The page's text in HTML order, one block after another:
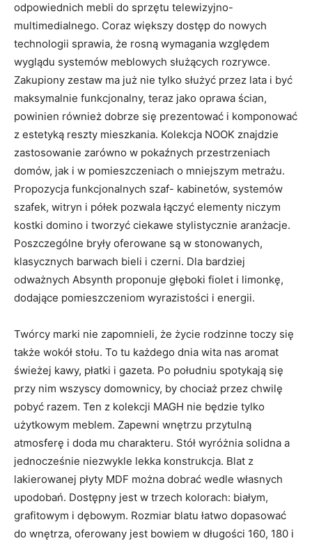
odpowiednich mebli do sprzętu telewizyjno-
multimedialnego. Coraz większy dostęp do nowych
technologii sprawia, że rosną wymagania względem
wyglądu systemów meblowych służących rozrywce.
Zakupiony zestaw ma już nie tylko służyć przez lata i być
maksymalnie funkcjonalny, teraz jako oprawa ścian,
powinien również dobrze się prezentować i komponować
z estetyką reszty mieszkania. Kolekcja NOOK znajdzie
zastosowanie zarówno w pokaźnych przestrzeniach
domów, jak i w pomieszczeniach o mniejszym metrażu.
Propozycja funkcjonalnych szaf- kabinetów, systemów
szafek, witryn i półek pozwala łączyć elementy niczym
kostki domino i tworzyć ciekawe stylistycznie aranżacje.
Poszczególne bryły oferowane są w stonowanych,
klasycznych barwach bieli i czerni. Dla bardziej
odważnych Absynth proponuje głęboki fiolet i limonkę,
dodające pomieszczeniom wyrazistości i energii.
Twórcy marki nie zapomnieli, że życie rodzinne toczy się
także wokół stołu. To tu każdego dnia wita nas aromat
świeżej kawy, płatki i gazeta. Po południu spotykają się
przy nim wszyscy domownicy, by chociaż przez chwilę
pobyć razem. Ten z kolekcji MAGH nie będzie tylko
użytkowym meblem. Zapewni wnętrzu przytulną
atmosferę i doda mu charakteru. Stół wyróżnia solidna a
jednocześnie niezwykle lekka konstrukcja. Blat z
lakierowanej płyty MDF można dobrać wedle własnych
upodobań. Dostępny jest w trzech kolorach: białym,
grafitowym i dębowym. Rozmiar blatu łatwo dopasować
do wnętrza, oferowany jest bowiem w długości 160, 180 i